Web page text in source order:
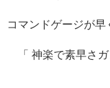
コマンドゲージが早
「 神楽で素早さ